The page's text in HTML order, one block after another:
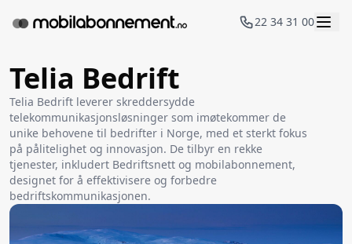
22 34 31 00
Telia Bedrift
Telia Bedrift leverer skreddersydde
telekommunikasjonsløsninger som imøtekommer de
unike behovene til bedrifter i Norge, med et sterkt fokus
på pålitelighet og innovasjon. De tilbyr en rekke
tjenester, inkludert Bedriftsnett og mobilabonnement,
designet for å effektivisere og forbedre
bedriftskommunikasjonen.